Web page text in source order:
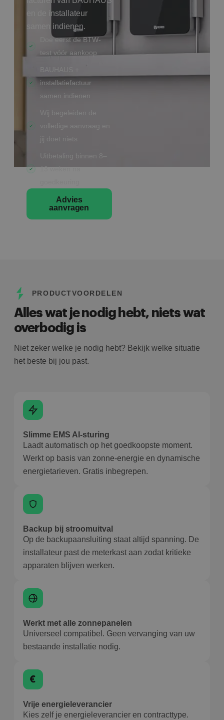
en de installateur
samen indienen.
Doe eerst de BTW-
test vóór aankoop
installatiefactuur
samen indienen
Wij begeleiden de
Uitbetaling binnen 8–
13 weken na
Advies
aanvragen
PRODUCTVOORDELEN
Alles wat je nodig hebt, niets wat
overbodig is
Niet zeker welke je nodig hebt? Bekijk welke situatie
het beste bij jou past.
Slimme EMS AI-sturing
Laadt automatisch op het goedkoopste moment.
Werkt op basis van zonne-energie en dynamische
energietarieven. Gratis inbegrepen.
Backup bij stroomuitval
Op de backupaansluiting staat altijd spanning. De
installateur past de meterkast aan zodat kritieke
apparaten blijven werken.
Werkt met alle zonnepanelen
Universeel compatibel. Geen vervanging van uw
bestaande installatie nodig.
Vrije energieleverancier
Kies zelf je energieleverancier en contracttype.